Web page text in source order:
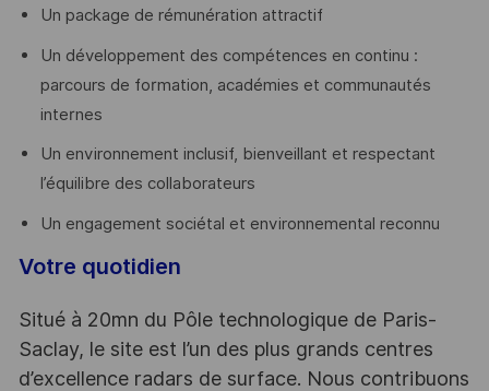
Un package de rémunération attractif
Un développement des compétences en continu :
parcours de formation, académies et communautés
internes
Un environnement inclusif, bienveillant et respectant
l’équilibre des collaborateurs
Un engagement sociétal et environnemental reconnu
Votre quotidien
Situé à 20mn du Pôle technologique de Paris-
Saclay, le site est l’un des plus grands centres
d’excellence radars de surface. Nous contribuons